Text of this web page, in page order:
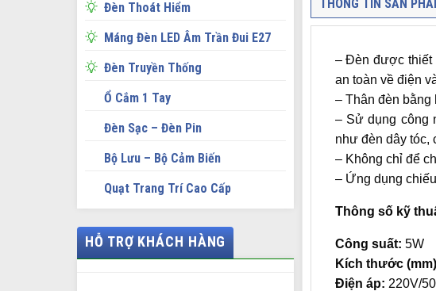
Đèn Thoát Hiểm
Máng Đèn LED Âm Trần Đui E27
Đèn Truyền Thống
Ổ Cắm 1 Tay
Đèn Sạc – Đèn Pin
Bộ Lưu – Bộ Cảm Biến
Quạt Trang Trí Cao Cấp
HỖ TRỢ KHÁCH HÀNG
THÔNG TIN SẢN
– Đèn được thiết
an toàn về điện
– Thân đèn bằng
– Sử dụng công
như đèn dây tóc,
– Không chỉ để
– Ứng dụng
Thông số kỹ
Công suất: 5W
Kích thước
Điện áp: 220V/